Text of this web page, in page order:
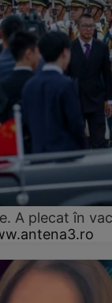
A plecat în